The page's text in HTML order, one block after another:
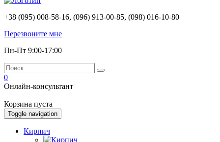
+38 (095) 008-58-16, (096) 913-00-85, (098) 016-10-80
Перезвоните мне
Пн-Пт 9:00-17:00
0
Онлайн-консультант
Корзина пуста
Toggle navigation
Кирпич